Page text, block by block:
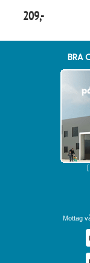
209,-
BRA
Mottag